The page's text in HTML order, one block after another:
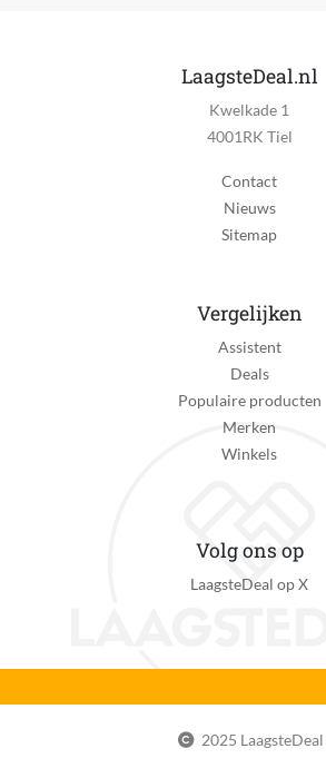
LaagsteDeal.nl
Kwelkade 1
4001RK Tiel
Contact
Nieuws
Sitemap
Vergelijken
Assistent
Deals
Populaire producten
Merken
Winkels
Volg ons op
LaagsteDeal op X
2025 LaagsteDeal